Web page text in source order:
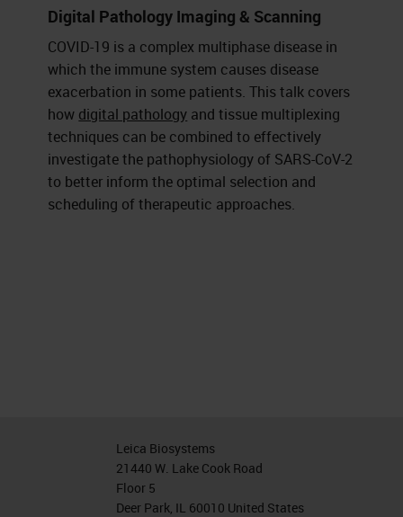
Digital Pathology Imaging & Scanning
COVID-19 is a complex multiphase disease in
which the immune system causes disease
exacerbation in some patients. This talk covers
how digital pathology and tissue multiplexing
techniques can be combined to effectively
investigate the pathophysiology of SARS-CoV-2
to better inform the optimal selection and
scheduling of therapeutic approaches.
Leica Biosystems
21440 W. Lake Cook Road
Floor 5
Deer Park, IL 60010 United States